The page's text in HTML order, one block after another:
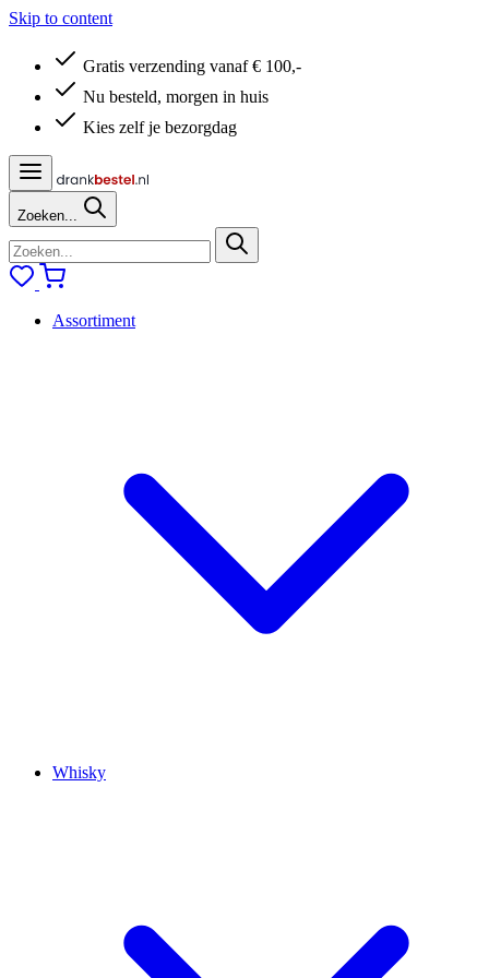
Skip to content
Gratis verzending vanaf € 100,-
Nu besteld, morgen in huis
Kies zelf je bezorgdag
Zoeken...
Assortiment
Whisky